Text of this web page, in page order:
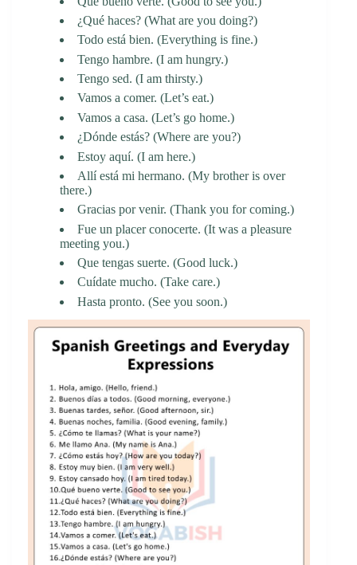
¿Qué haces? (What are you doing?)
Todo está bien. (Everything is fine.)
Tengo hambre. (I am hungry.)
Tengo sed. (I am thirsty.)
Vamos a comer. (Let’s eat.)
Vamos a casa. (Let’s go home.)
¿Dónde estás? (Where are you?)
Estoy aquí. (I am here.)
Allí está mi hermano. (My brother is over
there.)
Gracias por venir. (Thank you for coming.)
Fue un placer conocerte. (It was a pleasure
meeting you.)
Que tengas suerte. (Good luck.)
Cuídate mucho. (Take care.)
Hasta pronto. (See you soon.)